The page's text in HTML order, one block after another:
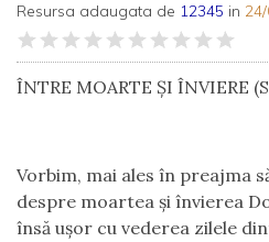
Resursa adaugata de 12345 in
ÎNTRE MOARTE ȘI ÎNVIERE
Vorbim, mai ales în preajma
despre moartea și învierea
însă ușor cu vederea zilele